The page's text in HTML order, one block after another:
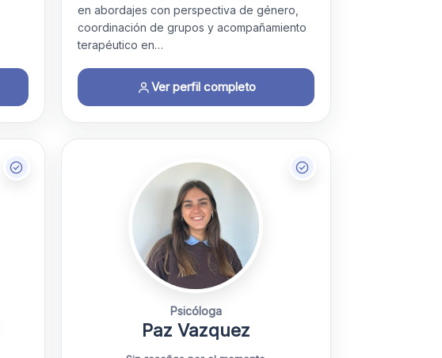
en abordajes con perspectiva de género,
coordinación de grupos y acompañamiento
terapéutico en…
Ver perfil completo
Psicóloga
Paz Vazquez